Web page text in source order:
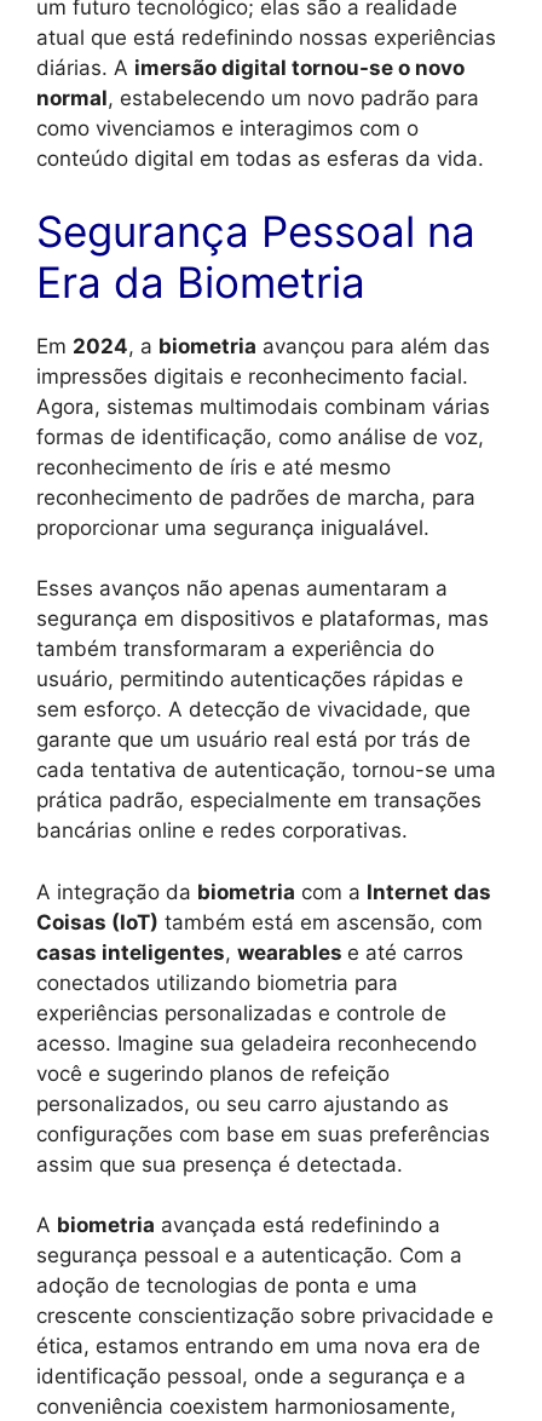
um futuro tecnológico; elas são a realidade
atual que está redefinindo nossas experiências
diárias. A imersão digital tornou-se o novo
normal, estabelecendo um novo padrão para
como vivenciamos e interagimos com o
conteúdo digital em todas as esferas da vida.
Segurança Pessoal na
Era da Biometria
Em 2024, a biometria avançou para além das
impressões digitais e reconhecimento facial.
Agora, sistemas multimodais combinam várias
formas de identificação, como análise de voz,
reconhecimento de íris e até mesmo
reconhecimento de padrões de marcha, para
proporcionar uma segurança inigualável.
Esses avanços não apenas aumentaram a
segurança em dispositivos e plataformas, mas
também transformaram a experiência do
usuário, permitindo autenticações rápidas e
sem esforço. A detecção de vivacidade, que
garante que um usuário real está por trás de
cada tentativa de autenticação, tornou-se uma
prática padrão, especialmente em transações
bancárias online e redes corporativas.
A integração da biometria com a Internet das
Coisas (IoT) também está em ascensão, com
casas inteligentes, wearables e até carros
conectados utilizando biometria para
experiências personalizadas e controle de
acesso. Imagine sua geladeira reconhecendo
você e sugerindo planos de refeição
personalizados, ou seu carro ajustando as
configurações com base em suas preferências
assim que sua presença é detectada.
A biometria avançada está redefinindo a
segurança pessoal e a autenticação. Com a
adoção de tecnologias de ponta e uma
crescente conscientização sobre privacidade e
ética, estamos entrando em uma nova era de
identificação pessoal, onde a segurança e a
conveniência coexistem harmoniosamente,